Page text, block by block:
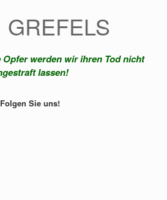
GREFELS
Opfer werden wir ihren Tod nicht
lassen!
Folgen Sie uns!